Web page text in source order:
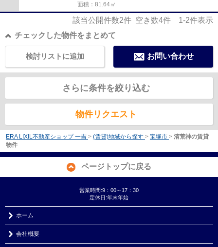
面積：81.64㎡
該当公開件数2件 空き数4件 1-2件表示
チェックした物件をまとめて
お問い合わせ
検討リストに追加
さらに条件を絞り込む
物件リクエスト
ERA LIXIL不動産ショップ 一吉 > (賃貸)地域から探す > 宝塚市 > 清荒神の賃貸
物件
ページトップに戻る
営業時間:9：00～17：30
定休日:年末年始
ホーム
会社概要